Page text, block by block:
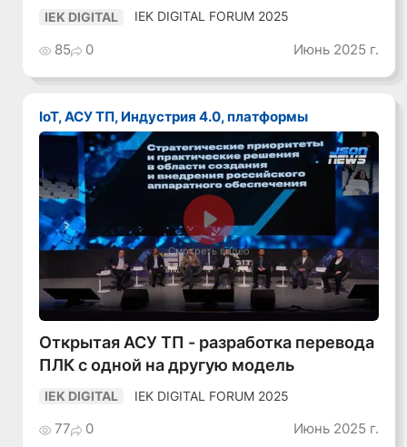
IEK DIGITAL IEK DIGITAL FORUM 2025
85 0 Июнь 2025 г.
IoT, АСУ ТП, Индустрия 4.0, платформы
Смотреть видео
Открытая АСУ ТП - разработка перевода
ПЛК с одной на другую модель
IEK DIGITAL IEK DIGITAL FORUM 2025
77 0 Июнь 2025 г.